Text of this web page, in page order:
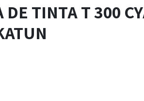
DE TINTA T 300